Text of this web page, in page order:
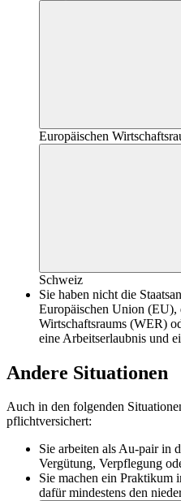
Europäischen
Schweiz
Sie haben nicht die
Europäischen Union (EU),
Wirtschaftsraums (WER)
eine Arbeitserlaubnis und
Andere Situationen
Auch in den folgenden
pflichtversichert:
Sie arbeiten als Au-pair in
Vergütung, Verpflegung
Sie machen ein Praktikum
dafür mindestens den